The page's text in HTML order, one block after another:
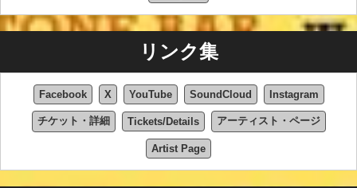
リンク集
Facebook X YouTube SoundCloud Instagram
チケット・詳細 Tickets/Details アーティスト・ページ
Artist Page